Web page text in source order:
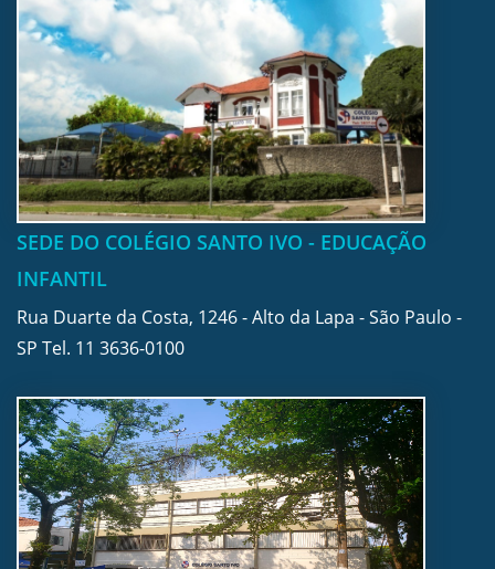
SEDE DO COLÉGIO SANTO IVO - EDUCAÇÃO
INFANTIL
Rua Duarte da Costa, 1246 - Alto da Lapa - São Paulo -
SP Tel. 11 3636-0100